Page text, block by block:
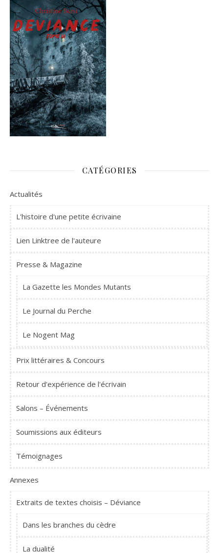
CATÉGORIES
Actualités
L'histoire d'une petite écrivaine
Lien Linktree de l'auteure
Presse & Magazine
La Gazette les Mondes Mutants
Le Journal du Perche
Le Nogent Mag
Prix littéraires & Concours
Retour d'expérience de l'écrivain
Salons – Événements
Soumissions aux éditeurs
Témoignages
Annexes
Extraits de textes choisis – Déviance
Dans les branches du cèdre
La dualité